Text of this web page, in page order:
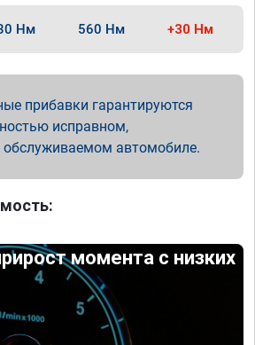
Нм 560 Нм +30 Нм
прибавки гарантируются
исправном,
обслуживаемом автомобиле.
момента с низких